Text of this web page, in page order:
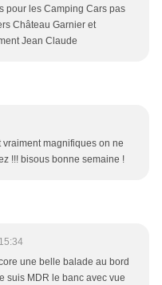
pour les Camping Cars pas
Château Garnier et
Jean Claude
vraiment magnifiques on ne
!!! bisous bonne semaine !
une belle balade au bord
suis MDR le banc avec vue